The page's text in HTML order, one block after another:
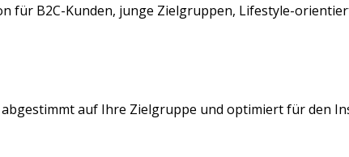
für B2C-Kunden, junge Zielgruppen, Lifestyle-
abgestimmt auf Ihre Zielgruppe und optimiert für den